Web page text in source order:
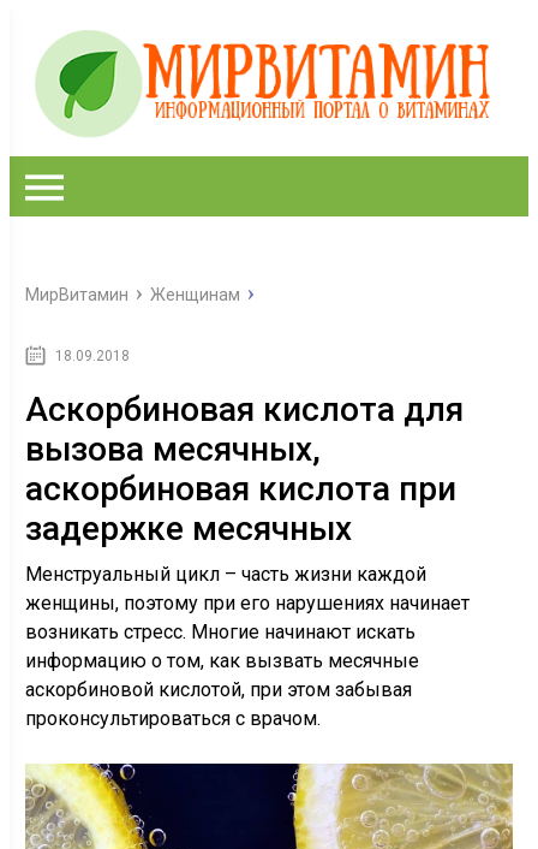
МирВитамин Женщинам
18.09.2018
Аскорбиновая кислота для
вызова месячных,
аскорбиновая кислота при
задержке месячных
Менструальный цикл – часть жизни каждой
женщины, поэтому при его нарушениях начинает
возникать стресс. Многие начинают искать
информацию о том, как вызвать месячные
аскорбиновой кислотой, при этом забывая
проконсультироваться с врачом.